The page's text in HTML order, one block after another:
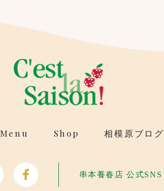
Menu Shop 相模原ブログ
串本養春店 公式SNS